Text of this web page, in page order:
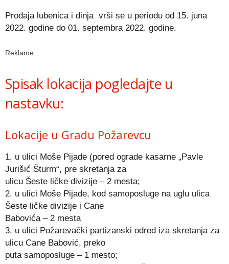
Prodaja lubenica i dinja vrši se u periodu od 15. juna
2022. godine do 01. septembra 2022. godine.
Reklame
Spisak lokacija pogledajte u
nastavku:
Lokacije u Gradu Požarevcu
1. u ulici Moše Pijade (pored ograde kasarne „Pavle
Jurišić Šturm“, pre skretanja za
ulicu Šeste ličke divizije – 2 mesta;
2. u ulici Moše Pijade, kod samoposluge na uglu ulica
Šeste ličke divizije i Cane
Babovića – 2 mesta
3. u ulici Požarevački partizanski odred iza skretanja za
ulicu Cane Babović, preko
puta samoposluge – 1 mesto;